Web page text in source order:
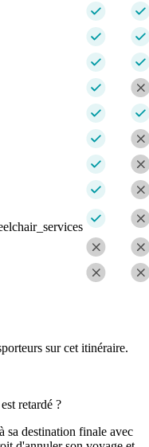
sur cet itinéraire.
retardé ?
sa destination finale avec